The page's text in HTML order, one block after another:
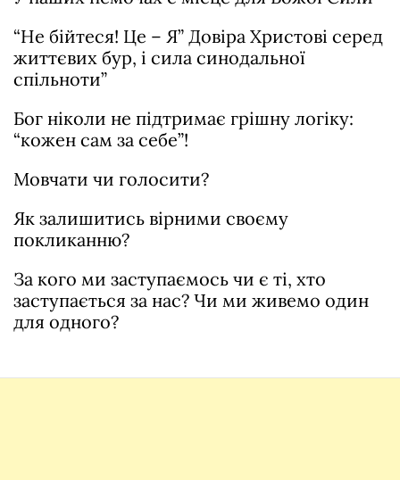
“Не бійтеся! Це – Я” Довіра Христові серед
життєвих бур, і сила синодальної
спільноти”
Бог ніколи не підтримає грішну логіку:
“кожен сам за себе”!
Мовчати чи голосити?
Як залишитись вірними своєму
покликанню?
За кого ми заступаємось чи є ті, хто
заступається за нас? Чи ми живемо один
для одного?